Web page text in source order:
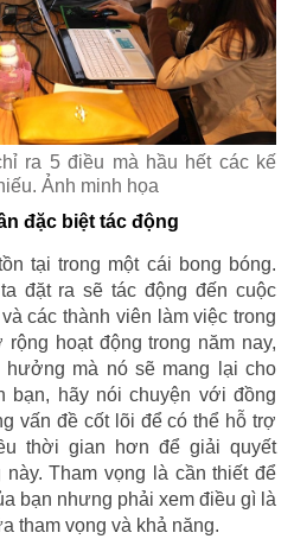
ra 5 điều mà hầu hết các kế
Ảnh minh họa
đặc biệt tác động
tại trong một cái bong bóng.
đặt ra sẽ tác động đến cuộc
các thành viên làm việc trong
hoạt động trong năm nay,
mà nó sẽ mang lại cho
bạn, hãy nói chuyện với đồng
vấn đề cốt lõi để có thể hỗ trợ
thời gian hơn để giải quyết
Tham vọng là cần thiết để
bạn nhưng phải xem điều gì là
tham vọng và khả năng.